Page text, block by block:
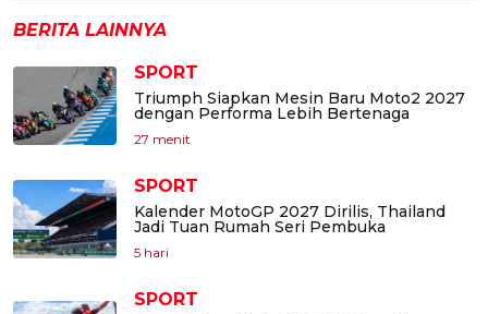
BERITA LAINNYA
SPORT
Triumph Siapkan Mesin Baru Moto2 2027
dengan Performa Lebih Bertenaga
27 menit
SPORT
Kalender MotoGP 2027 Dirilis, Thailand
Jadi Tuan Rumah Seri Pembuka
5 hari
SPORT